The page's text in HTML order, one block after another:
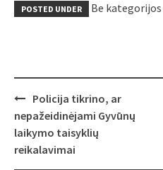
POSTED UNDER Be kategorijos
Post
navigation
Policija tikrino, ar
nepažeidinėjami Gyvūnų
laikymo taisyklių
reikalavimai